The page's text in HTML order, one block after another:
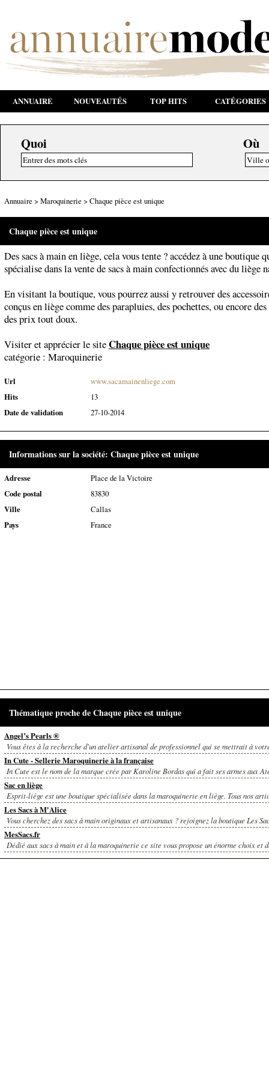
ANNUAIRE NOUVEAUTÉS TOP HITS CATÉGORIES
Quoi Où
Annuaire > Maroquinerie > Chaque pièce est unique
Chaque pièce est unique
Des sacs à main en liège, cela vous tente ? accédez à une boutique
spécialise dans la vente de sacs à main confectionnés avec du liège
En visitant la boutique, vous pourrez aussi y retrouver des
conçus en liège comme des parapluies, des pochettes, ou encore des
des prix tout doux.
Visiter et apprécier le siteChaque pièce est unique
catégorie : Maroquinerie
Url
www.sacamainenliege.com
Hits
13
Date de validation
27-10-2014
Informations sur la société: Chaque pièce est unique
Adresse
Place de la Victoire
Code postal
83830
Ville
Callas
Pays
France
Thématique proche de Chaque pièce est unique
Angel’s Pearls ®
Vous êtes à la recherche d'un atelier artisanal de professionnel qui se mettrait à
In Cute - Sellerie Maroquinerie à la française
In Cute est le nom de la marque crée par Karoline Bordas qui a fait ses armes aux
Sac en liège
Esprit-liège est une boutique spécialisée dans la maroquinerie en liège. Tous nos
Les Sacs à M'Alice
Vous cherchez des sacs à main originaux et artisanaux ? rejoignez la boutique Les
MesSacs.fr
Dédié aux sacs à main et à la maroquinerie ce site vous propose un énorme choix et